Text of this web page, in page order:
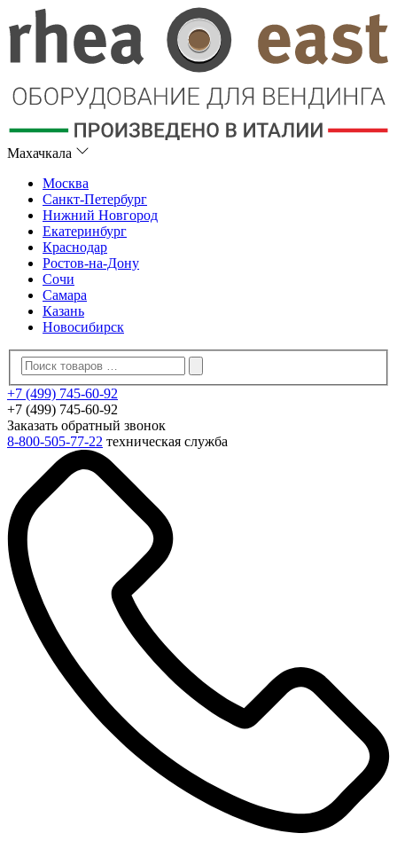
Махачкала
Москва
Санкт-Петербург
Нижний Новгород
Екатеринбург
Краснодар
Ростов-на-Дону
Сочи
Самара
Казань
Новосибирск
+7 (499) 745-60-92
+7 (499) 745-60-92
Заказать обратный звонок
8-800-505-77-22 техническая служба